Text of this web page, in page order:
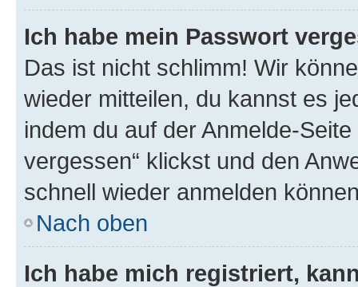
Ich habe mein Passwort
Das ist nicht schlimm! Wir
wieder mitteilen, du kannst es
indem du auf der Anmelde-
vergessen“ klickst und den
schnell wieder anmelden
Nach oben
Ich habe mich registriert,